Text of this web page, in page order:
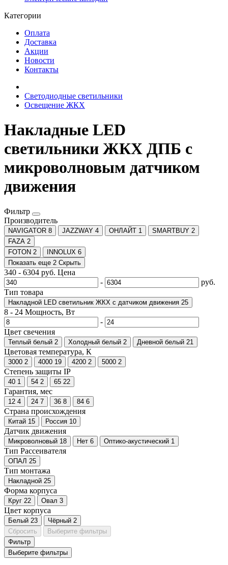
Категории
Оплата
Доставка
Акции
Новости
Контакты
Светодиодные светильники
Освещение ЖКХ
Накладные LED
светильники ЖКХ ДПБ с
микроволновым датчиком
движения
Фильтр
Производитель
NAVIGATOR 8 JAZZWAY 4 ОНЛАЙТ 1 SMARTBUY 2
FAZA 2
FOTON 2 INNOLUX 6
Показать еще 2 Скрыть
340 - 6304 руб. Цена
-
руб.
Тип товара
Накладной LED светильник ЖКХ с датчиком движения 25
8 - 24 Мощность, Вт
-
Цвет свечения
Теплый белый 2 Холодный белый 2 Дневной белый 21
Цветовая температура, К
3000 2 4000 19 4200 2 5000 2
Степень защиты IP
40 1 54 2 65 22
Гарантия, мес
12 4 24 7 36 8 84 6
Страна происхождения
Китай 15 Россия 10
Датчик движения
Микроволновый 18 Нет 6 Оптико-акустический 1
Тип Рассеивателя
ОПАЛ 25
Тип монтажа
Накладной 25
Форма корпуса
Круг 22 Овал 3
Цвет корпуса
Белый 23 Чёрный 2
Сбросить
Выберите фильтры
Фильтр
Выберите фильтры